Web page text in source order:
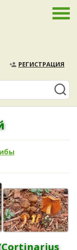
РЕГИСТРАЦИЯ